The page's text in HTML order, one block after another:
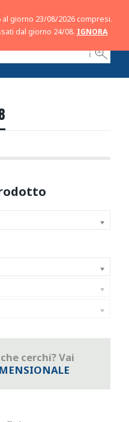
ℹ
cerchi? Vai
giorno 23/08/2026 compresi.
dal giorno 24/08. IGNORA